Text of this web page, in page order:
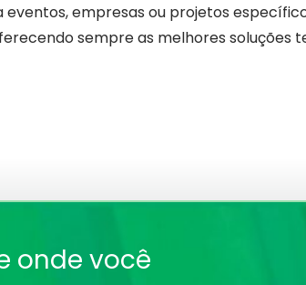
empresas ou projetos
sempre as melhores soluções
onde você